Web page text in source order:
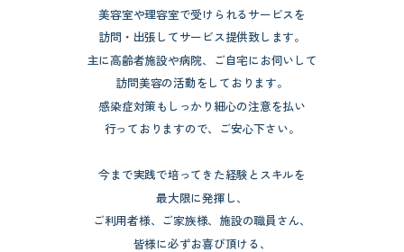
美容室や理容室で受けられるサービスを
訪問・出張してサービス提供致します。
主に高齢者施設や病院、ご自宅にお伺いして
訪問美容の活動をしております。
感染症対策もしっかり細心の注意を払い
行っておりますので、ご安心下さい。
今まで実践で培ってきた経験とスキルを
最大限に発揮し、
ご利用者様、ご家族様、施設の職員さん、
皆様に必ずお喜び頂ける、